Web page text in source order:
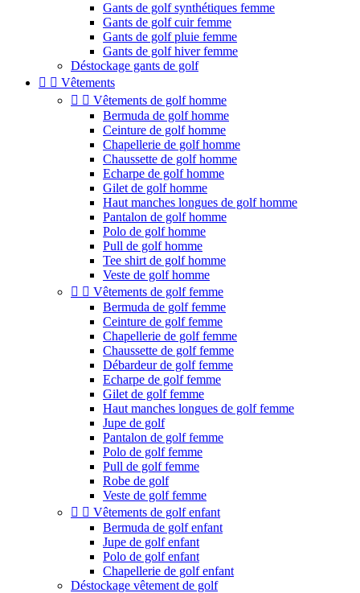
Gants de golf synthétiques femme
Gants de golf cuir femme
Gants de golf pluie femme
Gants de golf hiver femme
Déstockage gants de golf
  Vêtements
  Vêtements de golf homme
Bermuda de golf homme
Ceinture de golf homme
Chapellerie de golf homme
Chaussette de golf homme
Echarpe de golf homme
Gilet de golf homme
Haut manches longues de golf homme
Pantalon de golf homme
Polo de golf homme
Pull de golf homme
Tee shirt de golf homme
Veste de golf homme
  Vêtements de golf femme
Bermuda de golf femme
Ceinture de golf femme
Chapellerie de golf femme
Chaussette de golf femme
Débardeur de golf femme
Echarpe de golf femme
Gilet de golf femme
Haut manches longues de golf femme
Jupe de golf
Pantalon de golf femme
Polo de golf femme
Pull de golf femme
Robe de golf
Veste de golf femme
  Vêtements de golf enfant
Bermuda de golf enfant
Jupe de golf enfant
Polo de golf enfant
Chapellerie de golf enfant
Déstockage vêtement de golf